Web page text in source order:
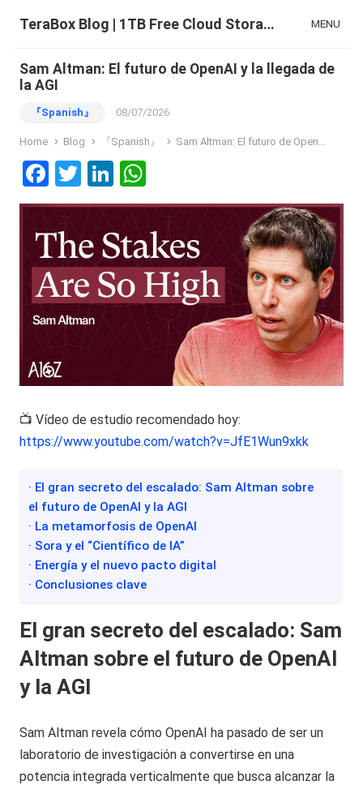
TeraBox Blog | 1TB Free Cloud Storage & All-in-One AI Space MENU
Sam Altman: El futuro de OpenAI y la llegada de
la AGI
『Spanish』 08/07/2026
Home Blog 『Spanish』 Sam Altman: El futuro de OpenAI y la llegada de la AGI
F
a
ce
b
o
o
k
T
wi
tt
er
Li
n
ke
dI
n
h
at
s
A
p
p
📺 Vídeo de estudio recomendado hoy:
https://www.youtube.com/watch?v=JfE1Wun9xkk
· El gran secreto del escalado: Sam Altman sobre
el futuro de OpenAI y la AGI
· La metamorfosis de OpenAI
· Sora y el “Científico de IA”
· Energía y el nuevo pacto digital
· Conclusiones clave
El gran secreto del escalado: Sam
Altman sobre el futuro de OpenAI
y la AGI
Sam Altman revela cómo OpenAI ha pasado de ser un
laboratorio de investigación a convertirse en una
potencia integrada verticalmente que busca alcanzar la